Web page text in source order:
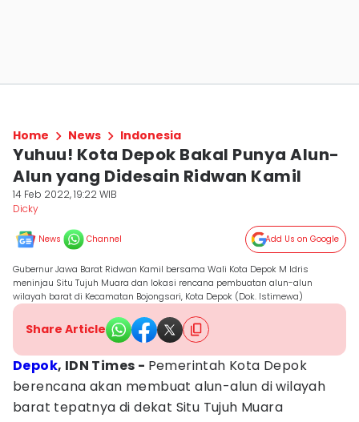
Home News Indonesia
Yuhuu! Kota Depok Bakal Punya Alun-
Alun yang Didesain Ridwan Kamil
14 Feb 2022, 19:22 WIB
Dicky
News Channel Add Us on Google
Gubernur Jawa Barat Ridwan Kamil bersama Wali Kota Depok M Idris
meninjau Situ Tujuh Muara dan lokasi rencana pembuatan alun-alun
wilayah barat di Kecamatan Bojongsari, Kota Depok (Dok. Istimewa)
Share Article
Depok, IDN Times - Pemerintah Kota Depok
berencana akan membuat alun-alun di wilayah
barat tepatnya di dekat Situ Tujuh Muara